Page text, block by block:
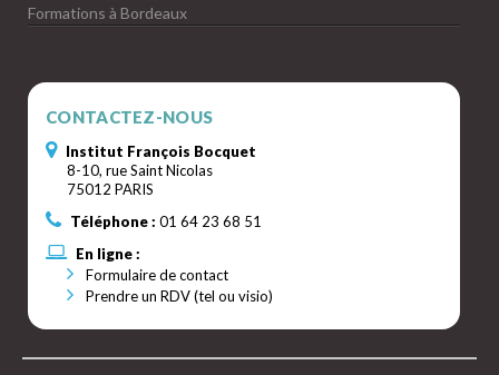
Formations à Bordeaux
CONTACTEZ-NOUS
Institut François Bocquet
8-10, rue Saint Nicolas
75012 PARIS
Téléphone : 01 64 23 68 51
En ligne :
Formulaire de contact
Prendre un RDV (tel ou visio)